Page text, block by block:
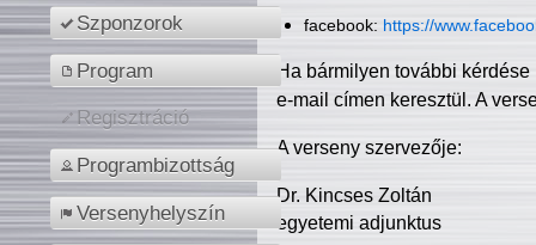
Szponzorok
Program
Regisztráció
Programbizottság
Versenyhelyszín
facebook: https://
Ha bármilyen további
e-mail címen keresztül. A
A verseny szervezője:
Dr. Kincses Zoltán
egyetemi adjunktus